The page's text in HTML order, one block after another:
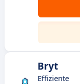
Bryt
Effiziente